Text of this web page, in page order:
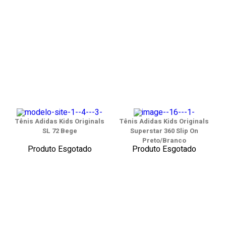
Tênis Adidas Kids Originals
SL 72 Bege
Produto Esgotado
Tênis Adidas Kids Originals
Superstar 360 Slip On
Preto/Branco
Produto Esgotado